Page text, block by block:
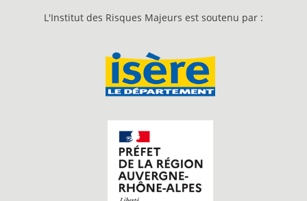
L'Institut des Risques Majeurs est soutenu par :